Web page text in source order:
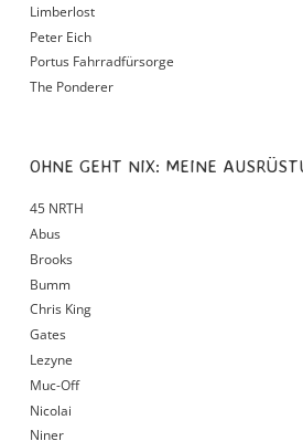
Limberlost
Peter Eich
Portus Fahrradfürsorge
The Ponderer
OHNE GEHT NIX: MEINE
45 NRTH
Abus
Brooks
Bumm
Chris King
Gates
Lezyne
Muc-Off
Nicolai
Niner